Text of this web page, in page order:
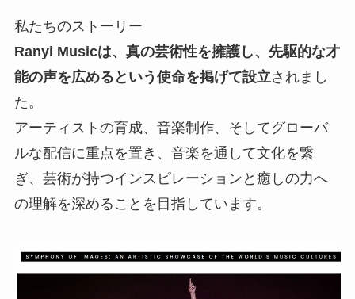
私たちのストーリー
Ranyi Musicは、真の芸術性を擁護し、先駆的な才
能の声を広めるという使命を掲げて設立されまし
た。
アーティストの育成、音楽制作、そしてグローバ
ルな配信に重点を置き、音楽を通して文化を繋
ぎ、芸術が持つインスピレーションと癒しの力へ
の理解を深めることを目指しています。